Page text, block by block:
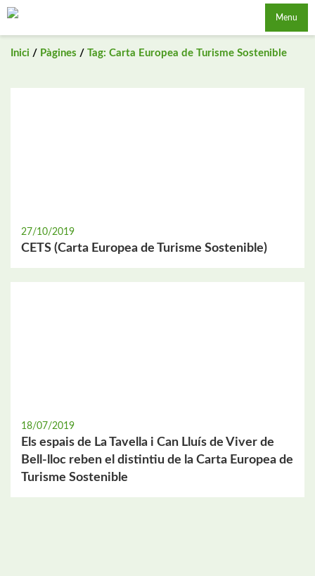
Saltar
Menu
Inici / Pàgines / Tag: Carta Europea de Turisme Sostenible
27/10/2019
CETS (Carta Europea de Turisme Sostenible)
18/07/2019
Els espais de La Tavella i Can Lluís de Viver de
Bell-lloc reben el distintiu de la Carta Europea de
Turisme Sostenible